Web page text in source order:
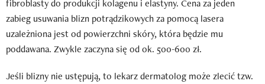
fibroblasty do produkcji kolagenu i elastyny. Cena za jeden
zabieg usuwania blizn potrądzikowych za pomocą lasera
uzależniona jest od powierzchni skóry, która będzie mu
poddawana. Zwykle zaczyna się od ok. 500-600 zł.
Jeśli blizny nie ustępują, to lekarz dermatolog może zlecić tzw.